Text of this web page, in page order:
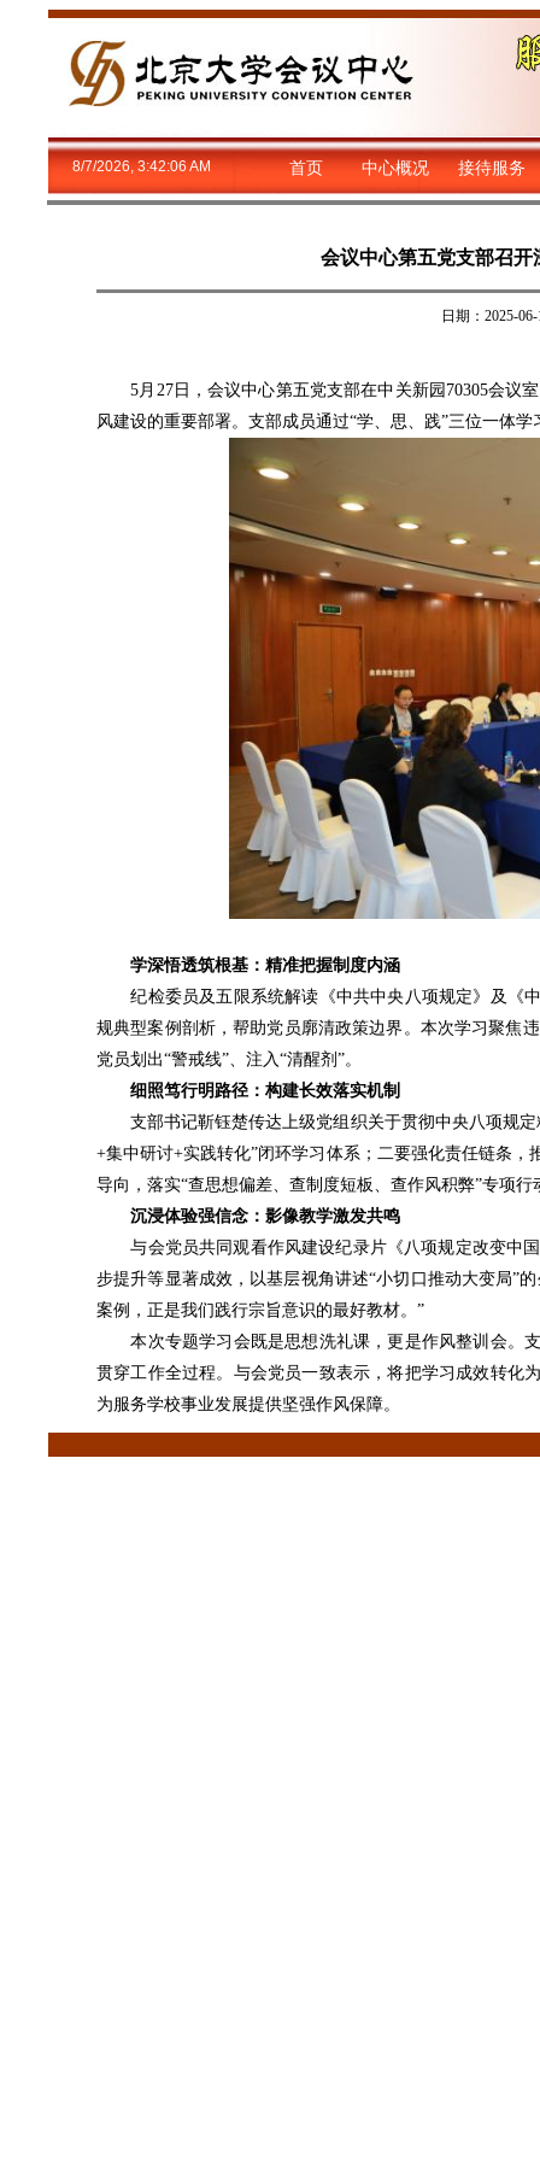
8/7/2026, 3:42:06 AM 首页 中心概况 接待服务
会议中心第五党支部召
日期：2025-
5月27日，会议中心第五党支部在中关新园70305会议
风建设的重要部署。支部成员通过“学、思、践”三位一体
学深悟透筑根基：精准把握制度内涵
纪检委员及五限系统解读《中共中央八项规定》及《中
规典型案例剖析，帮助党员廓清政策边界。本次学习聚焦
党员划出“警戒线”、注入“清醒剂”。
细照笃行明路径：构建长效落实机制
支部书记靳钰楚传达上级党组织关于贯彻中央八项规定
+集中研讨+实践转化”闭环学习体系；二要强化责任链条
导向，落实“查思想偏差、查制度短板、查作风积弊”专项
沉浸体验强信念：影像教学激发共鸣
与会党员共同观看作风建设纪录片《八项规定改变中国
步提升等显著成效，以基层视角讲述“小切口推动大变局”
案例，正是我们践行宗旨意识的最好教材。”
本次专题学习会既是思想洗礼课，更是作风整训会。支
贯穿工作全过程。与会党员一致表示，将把学习成效转化
为服务学校事业发展提供坚强作风保障。